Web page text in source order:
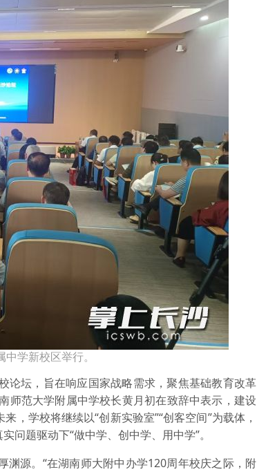
学新校区举行。
坛，旨在响应国家战略需求，聚焦基础教育改革
师范大学附属中学校长黄月初在致辞中表示，建设
，学校将继续以“创新实验室”“创客空间”为载体，
题驱动下“做中学、创中学、用中学”。
源。“在湖南师大附中办学120周年校庆之际，附